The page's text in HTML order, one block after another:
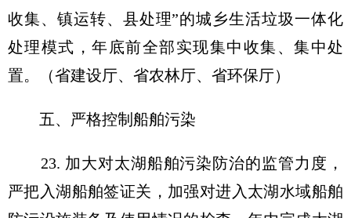
收集、镇运转、县处理”的城乡生活垃圾一体化
处理模式，年底前全部实现集中收集、集中处
置。（省建设厅、省农林厅、省环保厅）
五、严格控制船舶污染
23. 加大对太湖船舶污染防治的监管力度，
严把入湖船舶签证关，加强对进入太湖水域船舶